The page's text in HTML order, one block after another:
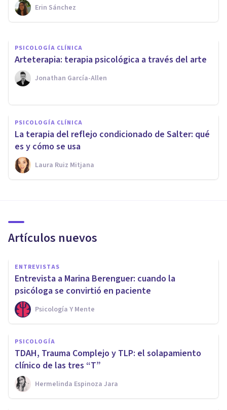
Erin Sánchez
Nahum Montagud Rubio
PSICOLOGÍA CLÍNICA
​Arteterapia: terapia psicológica a través del arte
Jonathan García-Allen
PSICOLOGÍA CLÍNICA
La terapia del reflejo condicionado de Salter: qué
es y cómo se usa
Laura Ruiz Mitjana
Artículos nuevos
ENTREVISTAS
Entrevista a Marina Berenguer: cuando la
psicóloga se convirtió en paciente
Psicología Y Mente
PSICOLOGÍA
TDAH, Trauma Complejo y TLP: el solapamiento
clínico de las tres “T”
Hermelinda Espinoza Jara